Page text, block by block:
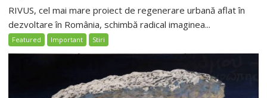
RIVUS, cel mai mare proiect de regenerare urbană aflat în
dezvoltare în România, schimbă radical imaginea...
Featured Important Stiri